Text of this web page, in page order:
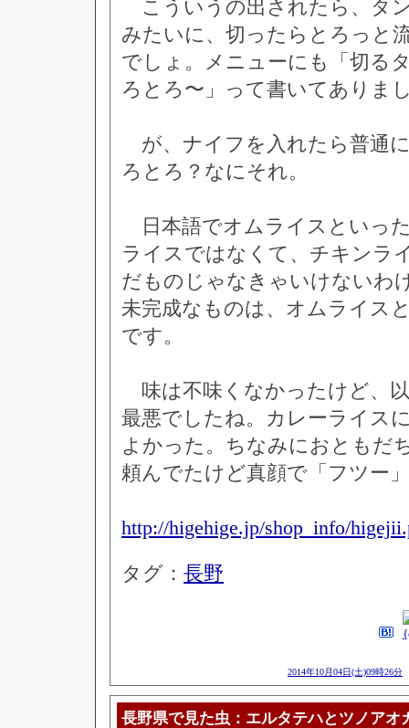
こういうの出されたら、タ
みたいに、切ったらとろっと
でしょ。メニューにも「切る
ろとろ〜」って書いてありま
が、ナイフを入れたら普通
ろとろ？なにそれ。
日本語でオムライスといっ
ライスではなくて、チキンラ
だものじゃなきゃいけないわ
未完成なものは、オムライス
です。
味は不味くなかったけど、
最悪でしたね。カレーライス
よかった。ちなみにおともだ
頼んでたけど真顔で「フツー
http://higehige.jp/shop_info/
タグ： 長野
2014年10月04日(土)09時26分
長野県で見た虫：エルタテハとツノアオ